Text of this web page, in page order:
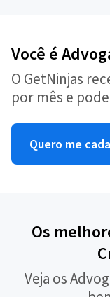
Você é
O GetNinjas
por mês e
Quero me
Os
Veja os